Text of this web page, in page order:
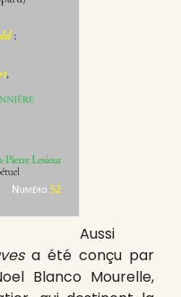
Aussi
a été conçu par
Blanco Mourelle,